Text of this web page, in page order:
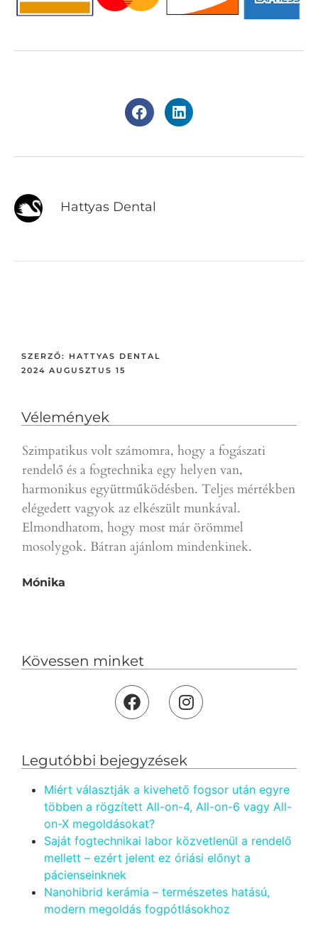
Hattyas Dental
SZERZŐ: HATTYAS DENTAL
2024 AUGUSZTUS 15
Vélemények
Szimpatikus volt számomra, hogy a fogászati
rendelő és a fogtechnika egy helyen van,
harmonikus együttműködésben. Teljes mértékben
elégedett vagyok az elkészült munkával.
Elmondhatom, hogy most már örömmel
mosolygok. Bátran ajánlom mindenkinek.
Mónika
Kövessen minket
Legutóbbi bejegyzések
Miért választják a kivehető fogsor után egyre
többen a rögzített All-on-4, All-on-6 vagy All-
on-X megoldásokat?
Saját fogtechnikai labor közvetlenül a rendelő
mellett – ezért jelent ez óriási előnyt a
pácienseinknek
Nanohibrid kerámia – természetes hatású,
modern megoldás fogpótlásokhoz